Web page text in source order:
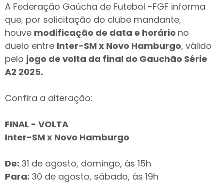
A Federação Gaúcha de Futebol -FGF informa
que, por solicitação do clube mandante,
houve modificação de data e horário no
duelo entre Inter-SM x Novo Hamburgo, válido
pelo jogo de volta da final do Gauchão Série
A2 2025.
Confira a alteração:
FINAL - VOLTA
Inter-SM x Novo Hamburgo
De: 31 de agosto, domingo, às 15h
Para: 30 de agosto, sábado, às 19h